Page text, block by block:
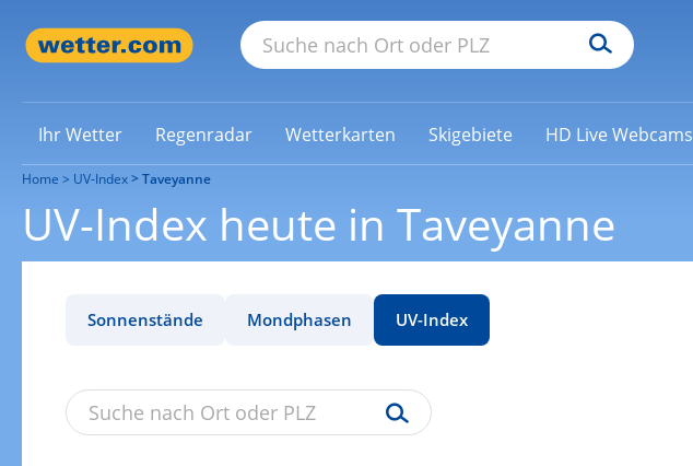
Ihr Wetter Regenradar Wetterkarten Skigebiete HD Live Webcams
Home UV-Index Taveyanne
UV-Index heute in Taveyanne
Sonnenstände Mondphasen UV-Index